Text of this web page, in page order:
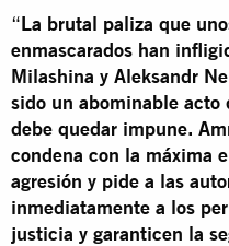
“La brutal paliza que
enmascarados han
Milashina y Aleksandr
sido un abominable acto
debe quedar impune.
condena con la máxima
agresión y pide a las
inmediatamente a los
justicia y garanticen la